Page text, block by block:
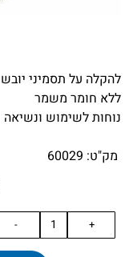
להקלה על תסמיני יובש
ללא חומר משמר
נוחות לשימוש ונשיאה
מק"ט: 60029